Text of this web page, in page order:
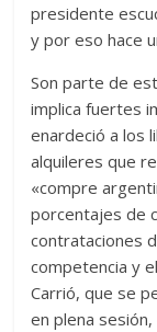
presidente
y por eso hace
Son parte de
implica fuertes
enardeció a los
alquileres que
«compre
porcentajes de
contrataciones
competencia y
Carrió, que se
en plena